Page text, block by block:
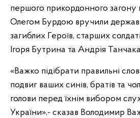
першого прикордонного загону
Олегом Бурдою вручили
загиблих Героїв, старших
Ігоря Бутрина та Андрія
«Важко підібрати правильні
подвиг ваших синів, братів та
голови перед їхнім вибором
України»,- сказав Володимир